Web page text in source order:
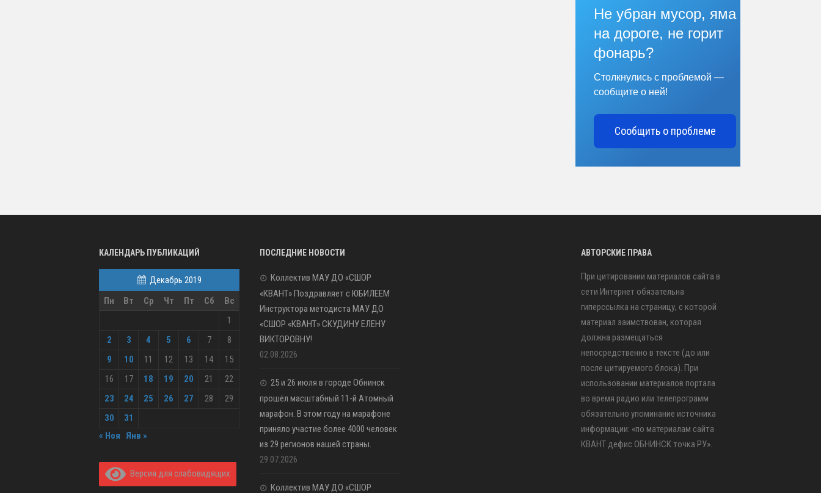
Не убран мусор, яма
на дороге, не горит
фонарь?
Столкнулись с проблемой —
сообщите о ней!
Сообщить о проблеме
КАЛЕНДАРЬ ПУБЛИКАЦИЙ
Декабрь 2019
Пн
Вт Ср Чт Пт Сб
Вс
1
2
3 4 5 6 7
8
9
10 11 12 13 14
15
16
17 18 19 20 21
22
23
24 25 26 27 28
29
30
31
« Ноя Янв »
Версия для слабовидящих
ПОСЛЕДНИЕ НОВОСТИ
Коллектив МАУ ДО «СШОР
«КВАНТ» Поздравляет с ЮБИЛЕЕМ
Инструктора методиста МАУ ДО
«СШОР «КВАНТ» СКУДИНУ ЕЛЕНУ
ВИКТОРОВНУ!
02.08.2026
25 и 26 июля в городе Обнинск
прошёл масштабный 11-й Атомный
марафон. В этом году на марафоне
приняло участие более 4000 человек
из 29 регионов нашей страны.
29.07.2026
Коллектив МАУ ДО «СШОР
АВТОРСКИЕ ПРАВА
При цитировании материалов сайта в
сети Интернет обязательна
гиперссылка на страницу, с которой
материал заимствован, которая
должна размещаться
непосредственно в тексте (до или
после цитируемого блока). При
использовании материалов портала
во время радио или телепрограмм
обязательно упоминание источника
информации: «по материалам сайта
КВАНТ дефис ОБНИНСК точка РУ».